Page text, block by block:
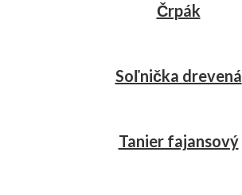
Črpák
Soľnička drevená
Tanier fajansový